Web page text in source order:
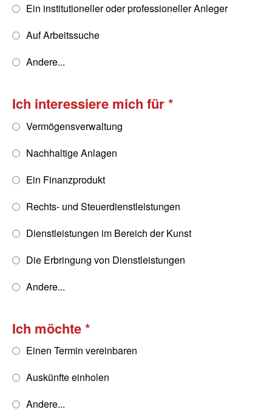
Ein institutioneller oder professioneller Anleger
Auf Arbeitssuche
Andere...
Ich interessiere mich für
Vermögensverwaltung
Nachhaltige Anlagen
Ein Finanzprodukt
Rechts- und Steuerdienstleistungen
Dienstleistungen im Bereich der Kunst
Die Erbringung von Dienstleistungen
Andere...
Ich möchte
Einen Termin vereinbaren
Auskünfte einholen
Andere...